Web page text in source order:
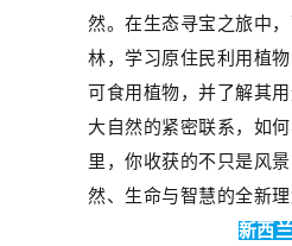
然。在生态寻宝之旅中，
林，学习原住民利用植
可食用植物，并了解其用
大自然的紧密联系， 如
里，你收获的不只是风
然、生命与智慧的全新理
新西兰